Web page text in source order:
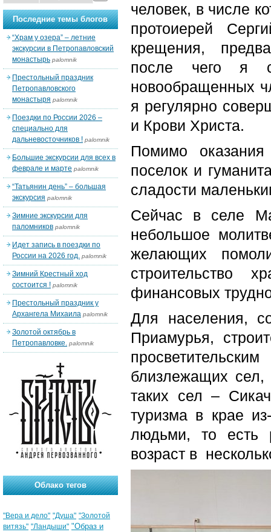
человек, в числе
протоиерей
крещения,
после чего я
новообращенных
я регулярно
и Крови Христа.
Помимо
поселок и
сладости
Сейчас в селе
небольшое
желающих
строительство
финансовых
Для населения,
Приамурья,
близлежащих
таких сел –
туризма в крае
людьми, то есть
возраст в
Последние темы блогов
“Храм у озера” – летние
экскурсии в Петропавловский
монастырь palomnik
Престольный праздник
Петропавловского
монастыря palomnik
Поездки по России 2026 –
специально для
дальневосточников ! palomnik
Большие экскурсии для всех в
феврале и марте palomnik
“Татьянин день” – большая
экскурсия palomnik
Зимние экскурсии для
паломников palomnik
Идет запись в поездки по
России на 2026 год. palomnik
Зимний Крестный ход
состоится ! palomnik
Престольный праздник у
Архангела Михаила palomnik
Золотой октябрь в
Петропавловке. palomnik
Облако тегов
"Вера и дело" "Душа" "Золотой
витязь" "Ландыши" "Образ и